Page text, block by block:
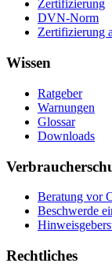
Zertifizierung
DVN-Norm
Zertifizierung
Wissen
Ratgeber
Warnungen
Glossar
Downloads
Beratung vor
Beschwerde
Rechtliches